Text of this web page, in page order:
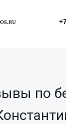
по